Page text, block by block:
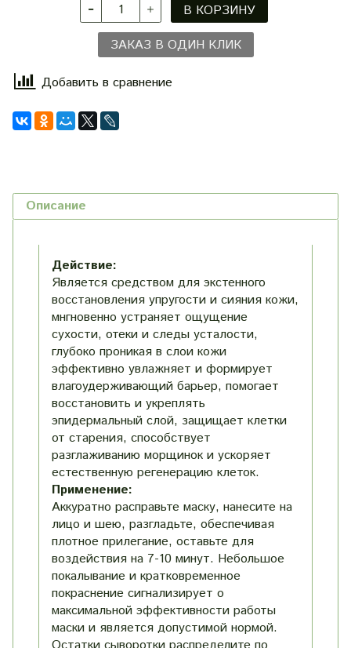
В КОРЗИНУ
ЗАКАЗ В ОДИН КЛИК
Добавить в сравнение
Описание
Действие:
Является средством для экстенного
восстановления упругости и сияния кожи,
мнгновенно устраняет ощущение
сухости, отеки и следы усталости,
глубоко проникая в слои кожи
эффективно увлажняет и формирует
влагоудерживающий барьер, помогает
восстановить и укреплять
эпидермальный слой, защищает клетки
от старения, способствует
разглаживанию морщинок и ускоряет
естественную регенерацию клеток.
Применение:
Аккуратно расправьте маску, нанесите на
лицо и шею, разгладьте, обеспечивая
плотное прилегание, оставьте для
воздействия на 7-10 минут. Небольшое
покалывание и кратковременное
покраснение сигнализирует о
максимальной эффективности работы
маски и является допустимой нормой.